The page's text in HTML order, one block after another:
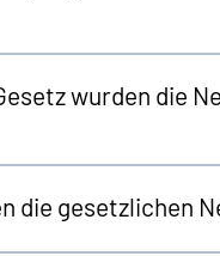
wurden die
die gesetzlichen